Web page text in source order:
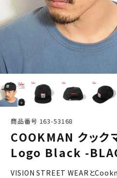
商品番号 163-53168
COOKMAN クッ
Logo Black -
VISION STREET WEARと